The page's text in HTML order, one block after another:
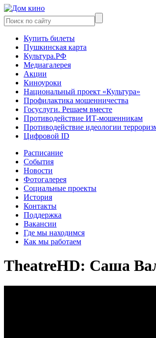
Купить билеты
Пушкинская карта
Культура.РФ
Медиагалерея
Акции
Киноуроки
Национальный проект «Культура»
Профилактика мошенничества
Госуслуги. Решаем вместе
Противодействие ИТ-мошенникам
Противодействие идеологии
Цифровой ID
Расписание
События
Новости
Фотогалерея
Социальные проекты
История
Контакты
Поддержка
Вакансии
Где мы находимся
Как мы работаем
TheatreHD: Саша